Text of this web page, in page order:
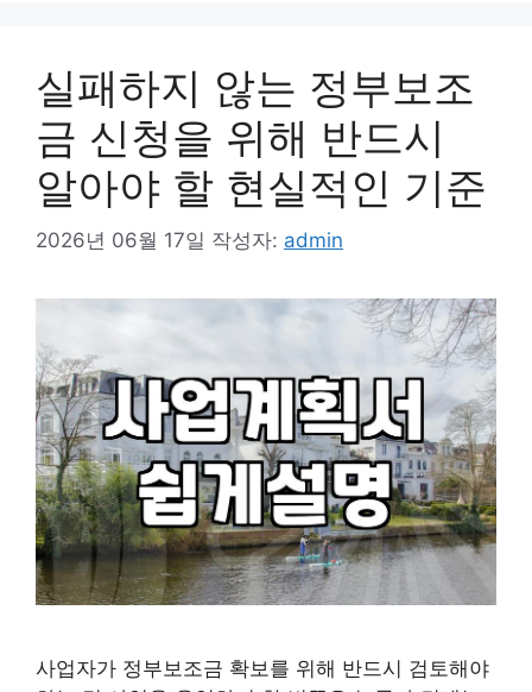
실패하지 않는 정부보조
금 신청을 위해 반드시
알아야 할 현실적인 기준
2026년 06월 17일 작성자: admin
사업자가 정부보조금 확보를 위해 반드시 검토해야